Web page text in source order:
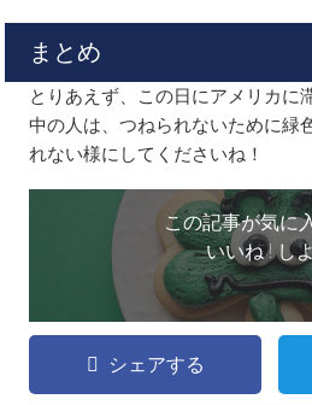
まとめ
とりあえず、この日にアメリカに
中の人は、つねられないために緑
れない様にしてくださいね！
この記事が気に
いいね ! し
シェアする